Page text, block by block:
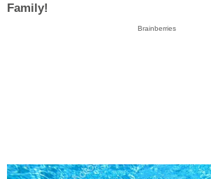
Family!
Brainberries